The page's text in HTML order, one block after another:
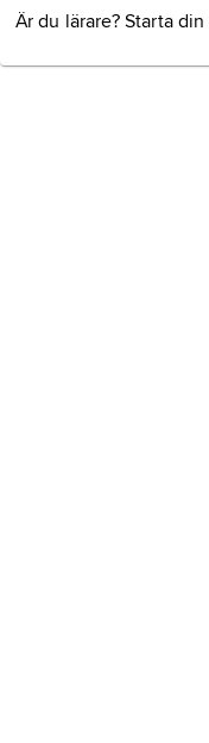
Är du lärare? Starta